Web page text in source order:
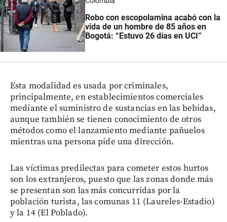
Robo con escopolamina acabó con la
vida de un hombre de 85 años en
Bogotá: “Estuvo 26 días en UCI”
Esta modalidad es usada por criminales,
principalmente, en establecimientos comerciales
mediante el suministro de sustancias en las bebidas,
aunque también se tienen conocimiento de otros
métodos como el lanzamiento mediante pañuelos
mientras una persona pide una dirección.
Las víctimas predilectas para cometer estos hurtos
son los extranjeros, puesto que las zonas donde más
se presentan son las más concurridas por la
población turista, las comunas 11 (Laureles-Estadio)
y la 14 (El Poblado).